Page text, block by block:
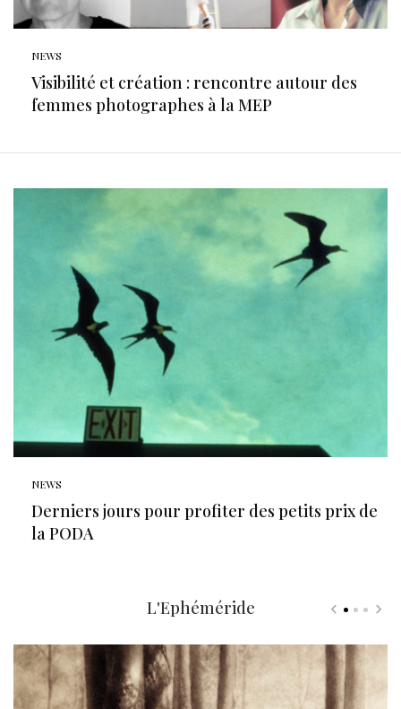
NEWS
Visibilité et création : rencontre autour des
femmes photographes à la MEP
NEWS
Derniers jours pour profiter des petits prix de
la PODA
L'Ephéméride